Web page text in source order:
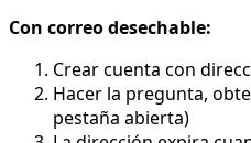
Con correo desechable:
Crear cuenta con
Hacer la pregunta,
pestaña abierta)